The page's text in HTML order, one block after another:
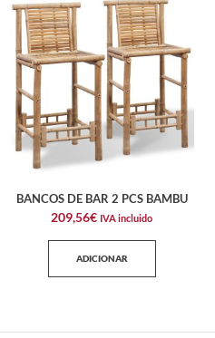
BANCOS DE BAR 2 PCS BAMBU
209,56€ IVA incluido
ADICIONAR